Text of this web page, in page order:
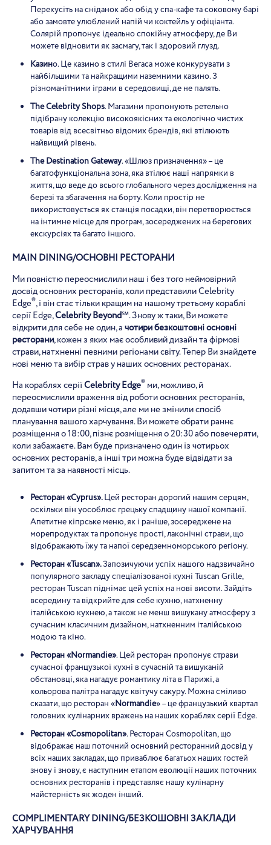
Перекусіть на сніданок або обід у спа-кафе та соковому барі
або замовте улюблений напій чи коктейль у офіціанта.
Солярій пропонує ідеально спокійну атмосферу, де Ви
можете відновити як засмагу, так і здоровий глузд.
Казино. Це казино в стилі Вегаса може конкурувати з
найбільшими та найкращими наземними казино. З
різноманітними іграми в середовищі, де не палять.
The Celebrity Shops. Магазини пропонують ретельно
підібрану колекцію високоякісних та екологічно чистих
товарів від всесвітньо відомих брендів, які втілюють
найвищий рівень.
The Destination Gateway. «Шлюз призначення» – це
багатофункціональна зона, яка втілює наші напрямки в
життя, що веде до всього глобального через дослідження на
березі та збагачення на борту. Коли простір не
використовується як станція посадки, він перетворюється
на інтимне місце для програм, зосереджених на берегових
екскурсіях та багато іншого.
MAIN DINING/ОСНОВНІ РЕСТОРАНИ
Ми повністю переосмислили наш і без того неймовірний
досвід основних ресторанів, коли представили Celebrity
Edge®, і він стає тільки кращим на нашому третьому кораблі
серії Edge,Celebrity Beyond℠. Знову ж таки, Ви можете
відкрити для себе не один, ачотири безкоштовні основні
ресторани, кожен з яких має особливий дизайн та фірмові
страви, натхненні певними регіонами світу. Тепер Ви знайдете
нові меню та вибір страв у наших основних ресторанах.
На кораблях серіїCelebrityEdge® ми, можливо, й
переосмислили враження від роботи основних ресторанів,
додавши чотири різні місця, але ми не змінили спосіб
планування вашого харчування. Ви можете обрати раннє
розміщення о 18:00, пізнє розміщення о 20:30 або повечеряти,
коли забажаєте. Вам буде призначено один із чотирьох
основних ресторанів, а інші три можна буде відвідати за
запитом та за наявності місць.
Ресторан «Cyprus».Цей ресторан дорогий нашим серцям,
оскільки він уособлює грецьку спадщину нашої компанії.
Апетитне кіпрське меню, як і раніше, зосереджене на
морепродуктах та пропонує прості, лаконічні страви, що
відображають їжу та напої середземноморського регіону.
Ресторан «Tuscan».Запозичуючи успіх нашого надзвичайно
популярного закладу спеціалізованої кухні Tuscan Grille,
ресторан Tuscan піднімає цей успіх на нові висоти. Зайдіть
всередину та відкрийте для себе кухню, натхненну
італійською кухнею, а також не менш вишукану атмосферу з
сучасним класичним дизайном, натхненним італійською
модою та кіно.
Ресторан «Normandie». Цей ресторан пропонує страви
сучасної французької кухні в сучасній та вишуканій
обстановці, яка нагадує романтику літа в Парижі, а
кольорова палітра нагадує квітучу сакуру. Можна сміливо
сказати, що ресторан «Normandie» – це французький квартал
головних кулінарних вражень на наших кораблях серії Edge.
Ресторан «Cosmopolitan». Ресторан Cosmopolitan, що
відображає наш поточний основний ресторанний досвід у
всіх наших закладах, що приваблює багатьох наших гостей
знову і знову, є наступним етапом еволюції наших поточних
основних ресторанів і представляє нашу кулінарну
майстерність як жоден інший.
COMPLIMENTARYDINING/БЕЗКОШОВНІ ЗАКЛАДИ
ХАРЧУВАННЯ